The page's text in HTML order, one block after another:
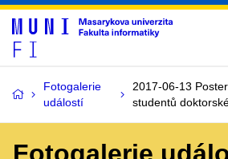
Fotogalerie
událostí
2017-06-13
studentů